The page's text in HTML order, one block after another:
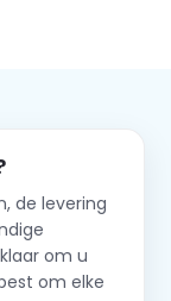
de levering
om u
om elke